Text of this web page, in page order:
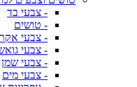
- צבעי בד
- טושים
- צבעי
- צבעי
- צבעי שמן
- צבעי מים